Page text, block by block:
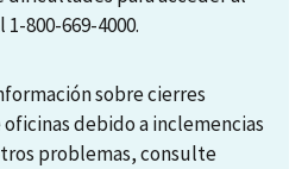
800-669-4000.
sobre cierres
debido a inclemencias
problemas, consulte